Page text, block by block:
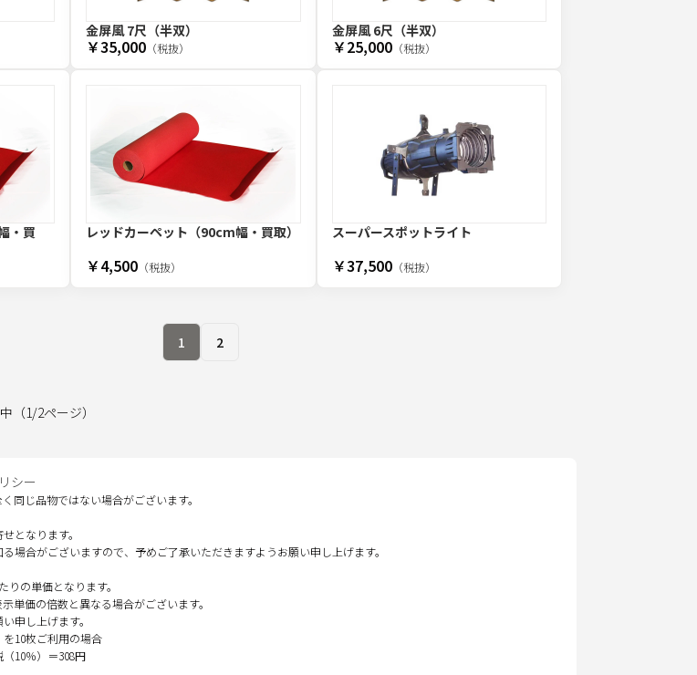
金屏風 7尺（半双）
￥35,000 （税抜）
金屏風 6尺（半双）
￥25,000（税抜）
・買
レッドカーペット（90cm幅・買取）
￥4,500 （税抜）
スーパースポットライト
￥37,500（税抜）
1 2
（1/2ページ）
シー
同じ品物ではない場合がございます。
となります。
場合がございますので、予めご了承いただきますようお願い申し上げます。
の単価となります。
単価の倍数と異なる場合がございます。
申し上げます。
10枚ご利用の場合
10％）＝308円